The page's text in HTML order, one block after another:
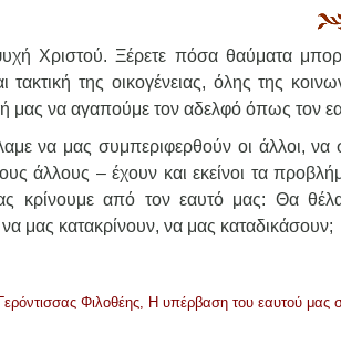
Χριστού. Ξέρετε πόσα θαύματα
τακτική της οικογένειας, όλης της
μας να αγαπούμε τον αδελφό όπως τον
να μας συμπεριφερθούν οι άλλοι, να
άλλους – έχουν και εκείνοι τα
κρίνουμε από τον εαυτό μας: Θα
μας κατακρίνουν, να μας καταδικάσουν;
Φιλοθέης, Η υπέρβαση του εαυτού